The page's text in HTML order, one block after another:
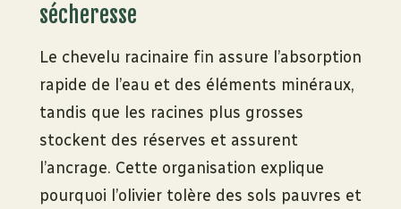
sécheresse
Le chevelu racinaire fin assure l’absorption
rapide de l’eau et des éléments minéraux,
tandis que les racines plus grosses
stockent des réserves et assurent
l’ancrage. Cette organisation explique
pourquoi l’olivier tolère des sols pauvres et